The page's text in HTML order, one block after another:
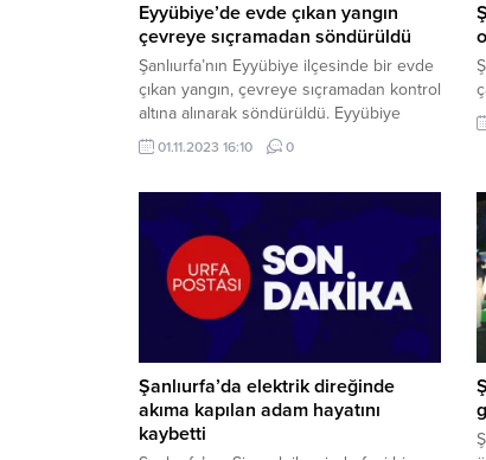
Eyyübiye’de evde çıkan yangın
çevreye sıçramadan söndürüldü
Şanlıurfa’nın Eyyübiye ilçesinde bir evde
çıkan yangın, çevreye sıçramadan kontrol
altına alınarak söndürüldü. Eyyübiye
ilçesine bağlı Muradiye Mahallesi’nde bir
büyüyerek tüm evi sararken, çevredeki
vatandaşlar durumu itfaiye ekiplerine
bildirdi. Olay yerine gelen itfaiye ekipleri,
yangına müdahale ederek kısa sürede
kontrol...
01.11.2023 16:10 0
Şanlıurfa’da elektrik direğinde
akıma kapılan adam hayatını
kaybetti